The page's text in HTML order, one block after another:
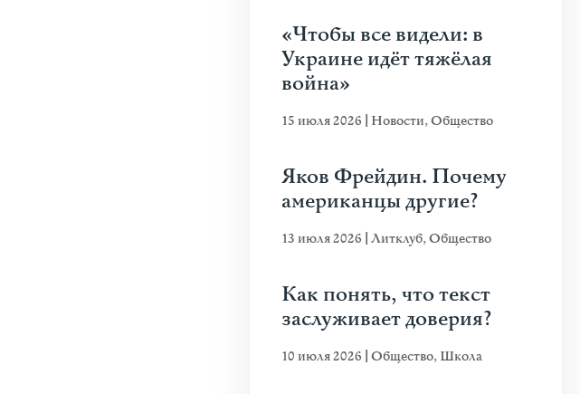
«Чтобы все видели: в
Украине идёт тяжёлая
война»
15 июля 2026 Новости,Общество
Яков Фрейдин. Почему
американцы другие?
13 июля 2026 Литклуб,Общество
Как понять, что текст
заслуживает доверия?
10 июля 2026 Общество, Школа